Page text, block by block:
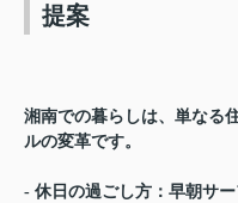
提案
湘南での暮らしは、単なる
ルの変革です。
- 休日の過ごし方：早朝サ